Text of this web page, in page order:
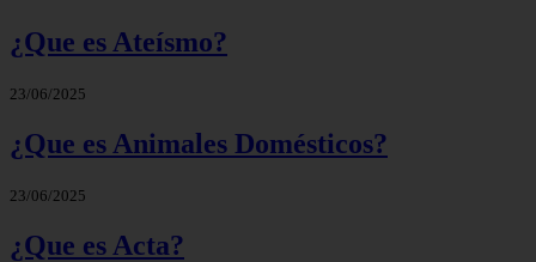
¿Que es Ateísmo?
23/06/2025
¿Que es Animales Domésticos?
23/06/2025
¿Que es Acta?